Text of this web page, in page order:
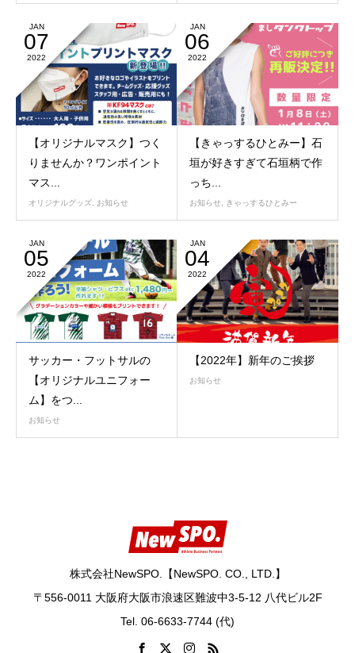
JAN
07
2022
【オリジナルマスク】つく
りませんか？ワンポイント
マス...
オリジナルグッズ お知らせ
JAN
06
2022
【きゃっするひとみー】石
垣が好きすぎて石垣柄で作
っち...
お知らせ きゃっするひとみー
JAN
05
2022
サッカー・フットサルの
【オリジナルユニフォー
ム】をつ...
お知らせ
JAN
04
2022
【2022年】新年のご挨拶
お知らせ
株式会社NewSPO.【NewSPO. CO., LTD.】
〒556-0011 大阪府大阪市浪速区難波中3-5-12 八代ビル2F
Tel. 06-6633-7744 (代)